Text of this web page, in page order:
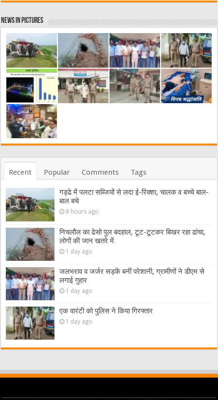
News in Pictures
Recent Popular Comments Tags
गड्ढे में पलटा सब्जियों से लदा ई-रिक्शा, चालक व बच्चे बाल-
बाल बचे
8 hours ago
निचलौल का ढेसो पुल बदहाल, टूट-टूटकर बिखर रहा ढांचा,
लोगों की जान खतरे में
1 day ago
जलभराव व जर्जर सड़कें बनीं परेशानी, ग्रामीणों ने डीएम से
लगाई गुहार
1 day ago
एक वारंटी को पुलिस ने किया गिरफ्तार
1 day ago